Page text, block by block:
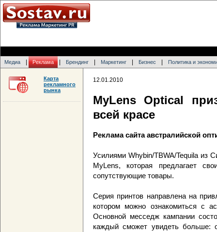
Медиа Реклама Брендинг Маркетинг Бизнес Политика и
12.01.2010
MyLens Optical
всей красе
Реклама сайта австралийской
Усилиями Whybin/TBWA/Tequila из
MyLens, которая предлагает
сопутствующие товары.
Серия принтов направлена на
котором можно ознакомиться с
Основной месседж кампании
каждый сможет увидеть больше:
Карта
рекламного
рынка